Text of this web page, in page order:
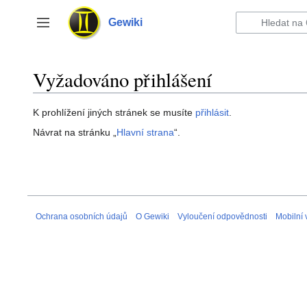
na
obsah
Přepnout postranní panel
Gewiki
Vyžadováno přihlášení
K prohlížení jiných stránek se musíte přihlásit
Návrat na stránku „ Hlavní strana“.
Ochrana osobních údajů O Gewiki Vyloučení odpovědnosti Mobilní